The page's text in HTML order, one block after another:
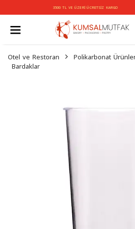
3500 TL VE ÜZERİ
Otel ve Restoran Polikarbonat
Bardaklar